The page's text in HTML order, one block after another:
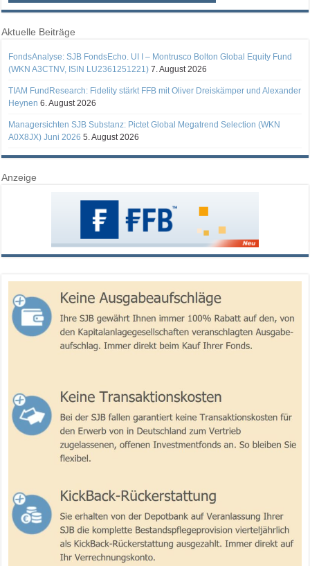
Aktuelle Beiträge
FondsAnalyse: SJB FondsEcho. UI I – Montrusco Bolton Global Equity Fund
(WKN A3CTNV, ISIN LU2361251221) 7. August 2026
TIAM FundResearch: Fidelity stärkt FFB mit Oliver Dreiskämper und Alexander
Heynen 6. August 2026
Managersichten SJB Substanz: Pictet Global Megatrend Selection (WKN
A0X8JX) Juni 2026 5. August 2026
Anzeige